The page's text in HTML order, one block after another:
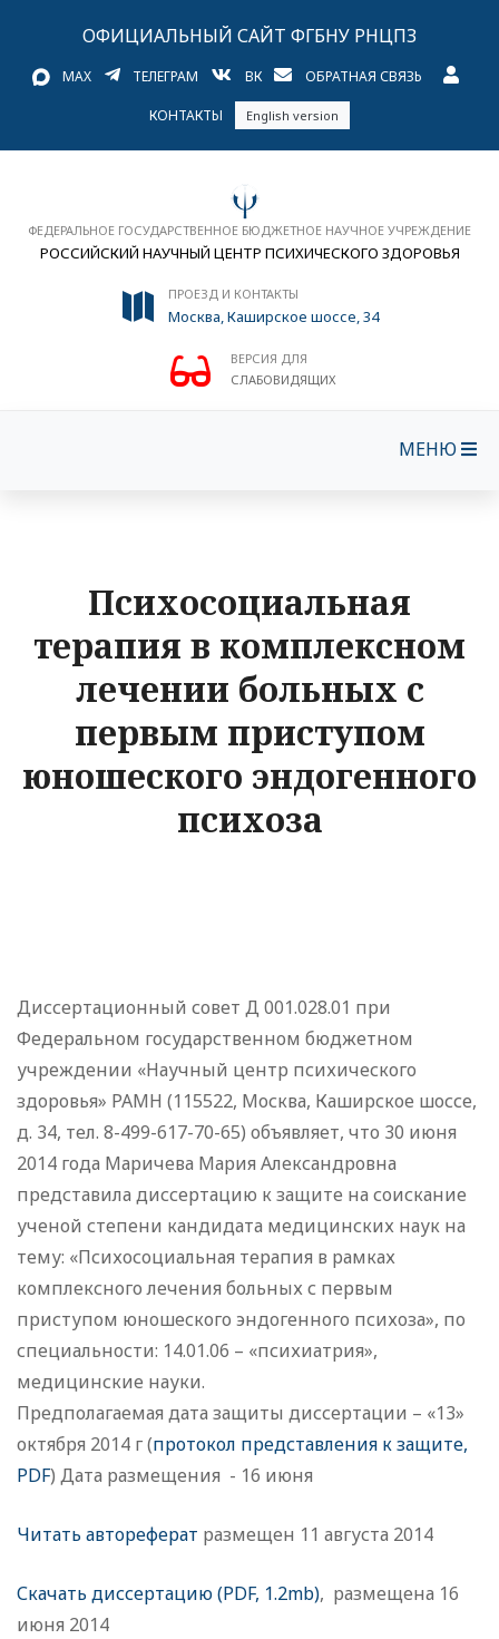
ОФИЦИАЛЬНЫЙ САЙТ ФГБНУ РНЦПЗ
MAX ТЕЛЕГРАМ ВК ОБРАТНАЯ СВЯЗЬ
КОНТАКТЫ English version
ФЕДЕРАЛЬНОЕ ГОСУДАРСТВЕННОЕ БЮДЖЕТНОЕ НАУЧНОЕ УЧРЕЖДЕНИЕ
РОССИЙСКИЙ НАУЧНЫЙ ЦЕНТР ПСИХИЧЕСКОГО ЗДОРОВЬЯ
ПРОЕЗД И КОНТАКТЫ
Москва, Каширское шоссе, 34
ВЕРСИЯ ДЛЯ
СЛАБОВИДЯЩИХ
МЕНЮ
Психосоциальная
терапия в комплексном
лечении больных с
первым приступом
юношеского эндогенного
психоза
Диссертационный совет Д 001.028.01 при
Федеральном государственном бюджетном
учреждении «Научный центр психического
здоровья» РАМН (115522, Москва, Каширское шоссе,
д. 34, тел. 8-499-617-70-65) объявляет, что 30 июня
2014 года Маричева Мария Александровна
представила диссертацию к защите на соискание
ученой степени кандидата медицинских наук на
тему: «Психосоциальная терапия в рамках
комплексного лечения больных с первым
приступом юношеского эндогенного психоза», по
специальности: 14.01.06 – «психиатрия»,
медицинские науки.
Предполагаемая дата защиты диссертации – «13»
октября 2014 г (протокол представления к защите,
PDF) Дата размещения - 16 июня
Читать автореферат размещен 11 августа 2014
Скачать диссертацию (PDF, 1.2mb), размещена 16
июня 2014